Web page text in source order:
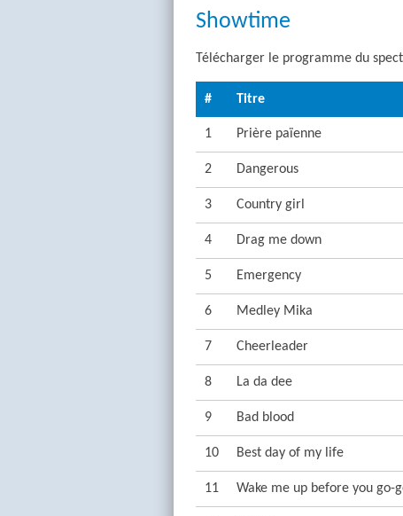
Showtime
Télécharger le programme du
# Titre
1 Prière païenne
2 Dangerous
3 Country girl
4 Drag me down
5 Emergency
6 Medley Mika
7 Cheerleader
8 La da dee
9 Bad blood
10 Best day of my life
11 Wake me up before you go-